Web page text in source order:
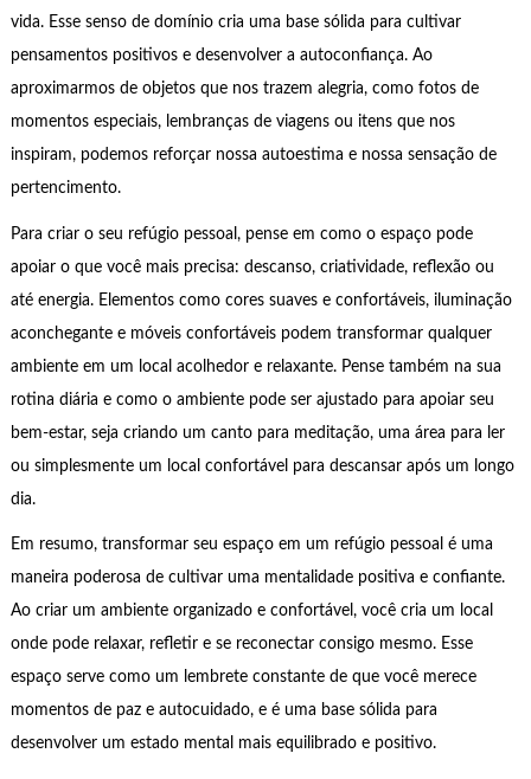
vida. Esse senso de domínio cria uma base sólida para cultivar
pensamentos positivos e desenvolver a autoconfiança. Ao
aproximarmos de objetos que nos trazem alegria, como fotos de
momentos especiais, lembranças de viagens ou itens que nos
inspiram, podemos reforçar nossa autoestima e nossa sensação de
pertencimento.
Para criar o seu refúgio pessoal, pense em como o espaço pode
apoiar o que você mais precisa: descanso, criatividade, reflexão ou
até energia. Elementos como cores suaves e confortáveis, iluminação
aconchegante e móveis confortáveis podem transformar qualquer
ambiente em um local acolhedor e relaxante. Pense também na sua
rotina diária e como o ambiente pode ser ajustado para apoiar seu
bem-estar, seja criando um canto para meditação, uma área para ler
ou simplesmente um local confortável para descansar após um longo
dia.
Em resumo, transformar seu espaço em um refúgio pessoal é uma
maneira poderosa de cultivar uma mentalidade positiva e confiante.
Ao criar um ambiente organizado e confortável, você cria um local
onde pode relaxar, refletir e se reconectar consigo mesmo. Esse
espaço serve como um lembrete constante de que você merece
momentos de paz e autocuidado, e é uma base sólida para
desenvolver um estado mental mais equilibrado e positivo.